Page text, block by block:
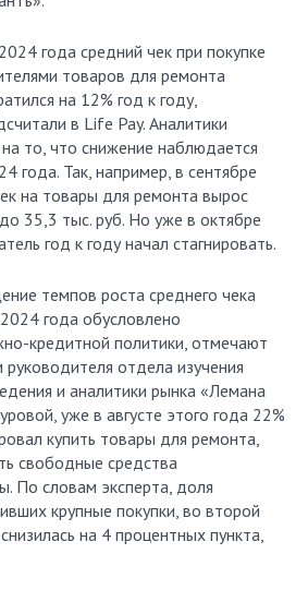
года средний чек при покупке
товаров для ремонта
на 12% год к году,
в Life Pay. Аналитики
то, что снижение наблюдается
года. Так, например, в сентябре
на товары для ремонта вырос
35,3 тыс. руб. Но уже в октябре
год к году начал стагнировать.
темпов роста среднего чека
года обусловлено
кредитной политики, отмечают
отдела изучения
и аналитики рынка «Лемана
уже в августе этого года 22%
купить товары для ремонта,
свободные средства
По словам эксперта, доля
крупные покупки, во второй
на 4 процентных пункта,